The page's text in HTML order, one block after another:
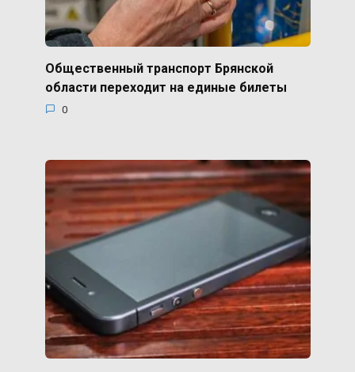
Общественный транспорт Брянской
области переходит на единые билеты
0